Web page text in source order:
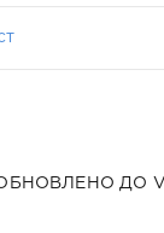
ДО V